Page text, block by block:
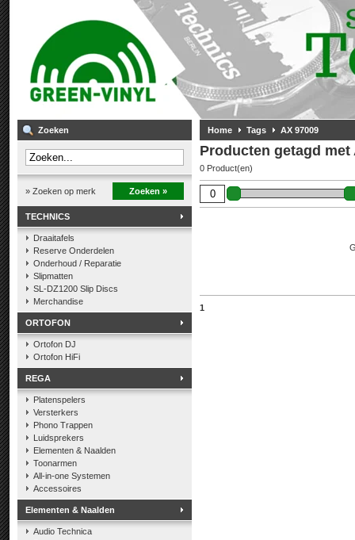
Zoeken
» Zoeken op merk Zoeken »
TECHNICS
Draaitafels
Reserve Onderdelen
Onderhoud / Reparatie
Slipmatten
SL-DZ1200 Slip Discs
Merchandise
ORTOFON
Ortofon DJ
Ortofon HiFi
REGA
Platenspelers
Versterkers
Phono Trappen
Luidsprekers
Elementen & Naalden
Toonarmen
All-in-one Systemen
Accessoires
Elementen & Naalden
Audio Technica
Home Tags AX 97009
Producten getagd met
0 Product(en)
1